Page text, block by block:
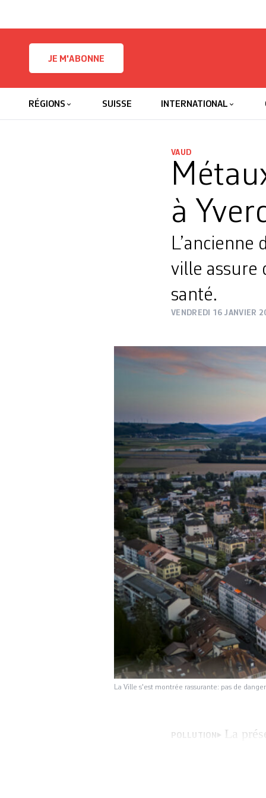
JE M'ABONNE
RÉGIONS SUISSE INTERNATIONAL
VAUD
à
ville assure
santé.
VENDREDI 16 JANVIER
La Ville s'est montrée rassurante: pas de
POLLUTION
La